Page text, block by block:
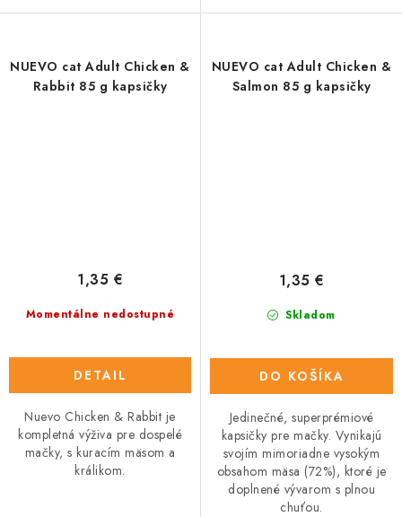
NUEVO cat Adult Chicken &
Rabbit 85 g kapsičky
Momentálne nedostupné
1,35 €
DETAIL
Nuevo Chicken & Rabbit je
kompletná výživa pre dospelé
mačky, s kuracím mäsom a
králikom.
NUEVO cat Adult Chicken &
Salmon 85 g kapsičky
Skladom
1,35 €
DO KOŠÍKA
Jedinečné, superprémiové
kapsičky pre mačky. Vynikajú
svojím mimoriadne vysokým
obsahom mäsa (72%), ktoré je
doplnené vývarom s plnou
chuťou.